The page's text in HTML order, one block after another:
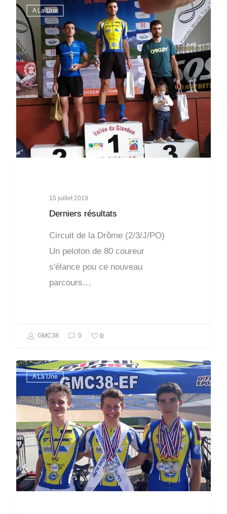
A La Une
15 juillet 2019
Derniers résultats
Circuit de la Drôme (2/3/J/PO)
Un peloton de 80 coureur
s'élance pou ce nouveau
parcours…
GMC38 0 0
A La Une